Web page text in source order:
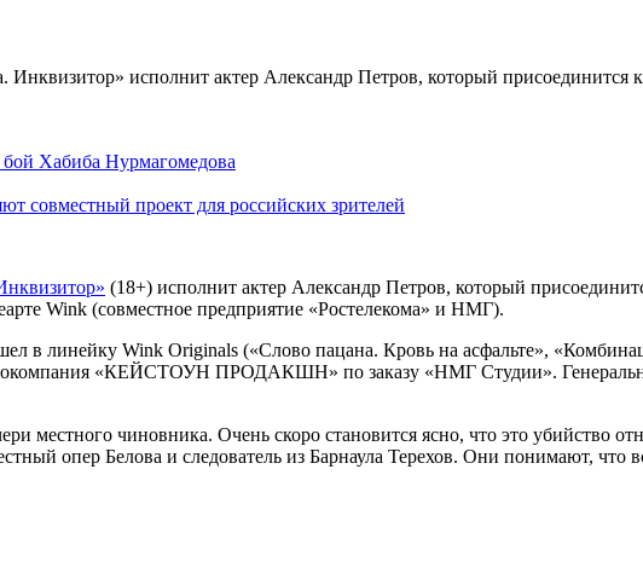
бой Хабиба Нурмагомедова
совместный проект для российских зрителей
(18+) исполнит актер Александр Петров, который
Wink (совместное предприятие «Ростелекома» и НМГ).
в линейку Wink Originals («Слово пацана. Кровь на асфальте»,
кинокомпания «КЕЙСТОУН ПРОДАКШН» по заказу «НМГ Студии».
местного чиновника. Очень скоро становится ясно, что это убийство
опер Белова и следователь из Барнаула Терехов. Они понимают, что